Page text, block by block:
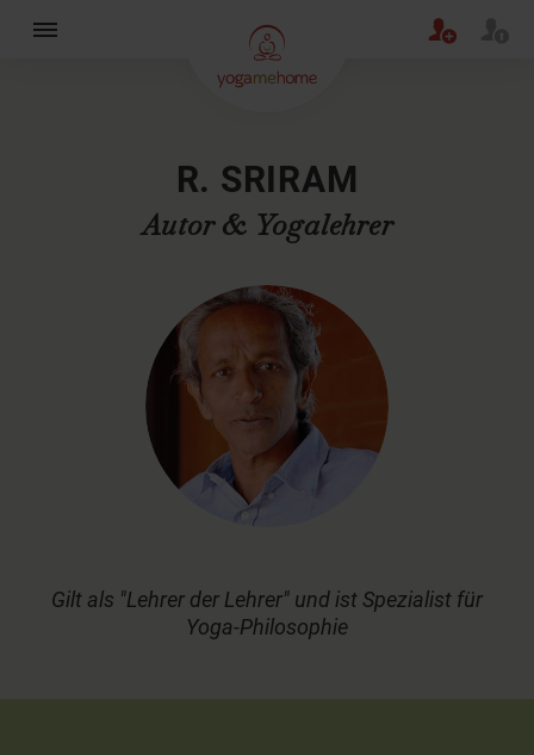
R. SRIRAM
Autor & Yogalehrer
Gilt als "Lehrer der Lehrer" und ist Spezialist für
Yoga-Philosophie